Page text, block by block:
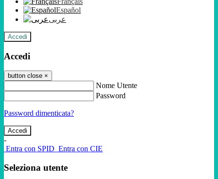
Español
عربى
Accedi
Accedi
button close ×
Nome Utente
Password
Password dimenticata?
-
Entra con SPID Entra con CIE
Seleziona utente